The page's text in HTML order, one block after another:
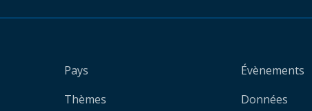
Pays
Thèmes
Évènements
Données